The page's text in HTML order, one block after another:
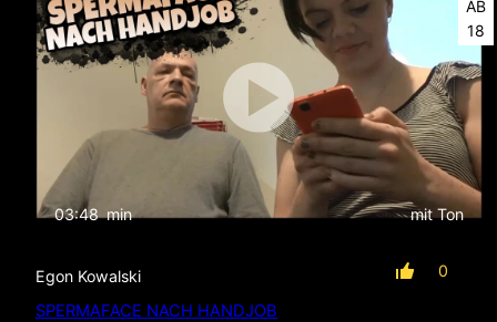
AB
18
03:48 min mit Ton
Egon Kowalski 0
SPERMAFACE NACH HANDJOB